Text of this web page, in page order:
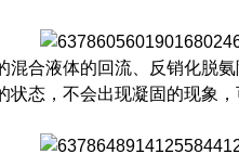
混合液体的回流、反销化脱
态，不会出现凝固的现象